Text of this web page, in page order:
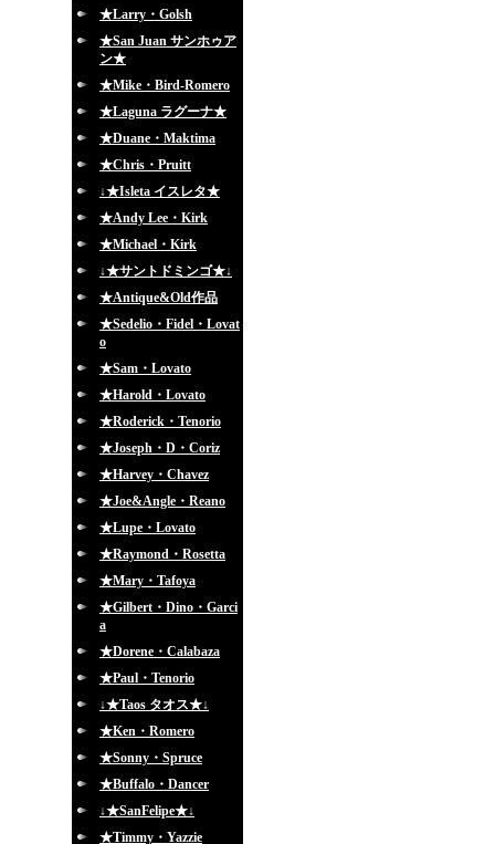
★Larry・Golsh
★San Juan サンホゥア
ン★
★Mike・Bird-Romero
★Laguna ラグーナ★
★Duane・Maktima
★Chris・Pruitt
↓★Isleta イスレタ★
★Andy Lee・Kirk
★Michael・Kirk
↓★サントドミンゴ★↓
★Antique&Old作品
★Sedelio・Fidel・Lovat
o
★Sam・Lovato
★Harold・Lovato
★Roderick・Tenorio
★Joseph・D・Coriz
★Harvey・Chavez
★Joe&Angle・Reano
★Lupe・Lovato
★Raymond・Rosetta
★Mary・Tafoya
★Gilbert・Dino・Garci
a
★Dorene・Calabaza
★Paul・Tenorio
↓★Taos タオス★↓
★Ken・Romero
★Sonny・Spruce
★Buffalo・Dancer
↓★SanFelipe★↓
★Timmy・Yazzie